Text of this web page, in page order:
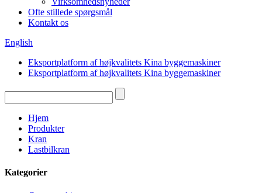
Ofte stillede spørgsmål
Kontakt os
English
Eksportplatform af højkvalitets Kina byggemaskiner
Eksportplatform af højkvalitets Kina byggemaskiner
Hjem
Produkter
Kran
Lastbilkran
Kategorier